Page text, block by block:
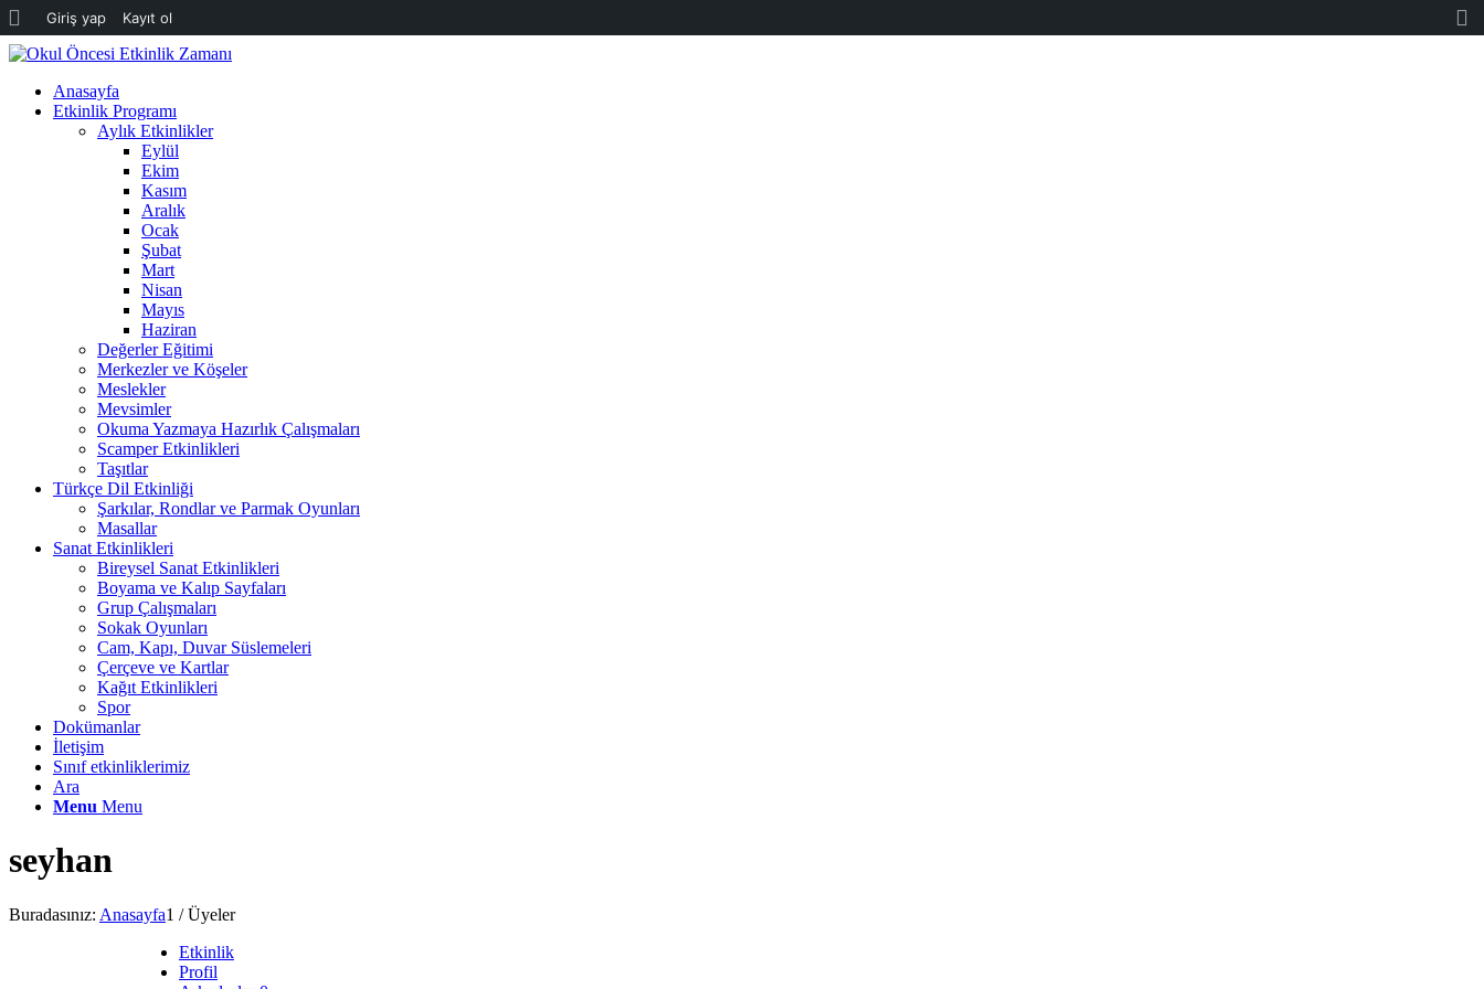
WordPress
hakkında
Giriş yap Kayıt ol
Anasayfa
Etkinlik Programı
Aylık Etkinlikler
Eylül
Ekim
Kasım
Aralık
Ocak
Şubat
Mart
Nisan
Mayıs
Haziran
Değerler Eğitimi
Merkezler ve Köşeler
Meslekler
Mevsimler
Okuma Yazmaya Hazırlık Çalışmaları
Scamper Etkinlikleri
Taşıtlar
Türkçe Dil Etkinliği
Şarkılar, Rondlar ve Parmak Oyunları
Masallar
Sanat Etkinlikleri
Bireysel Sanat Etkinlikleri
Boyama ve Kalıp Sayfaları
Grup Çalışmaları
Sokak Oyunları
Cam, Kapı, Duvar Süslemeleri
Çerçeve ve Kartlar
Kağıt Etkinlikleri
Spor
Dokümanlar
İletişim
Sınıf etkinliklerimiz
Ara
Menu Menu
seyhan
Buradasınız: Anasayfa1 / Üyeler
Etkinlik
Profil